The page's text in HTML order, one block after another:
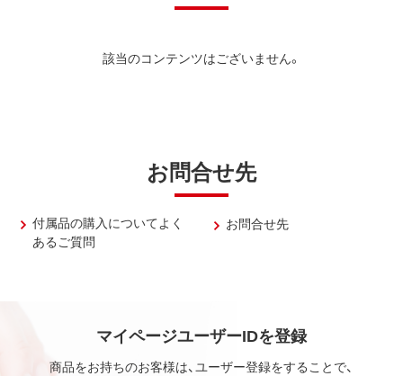
該当のコンテンツはございません。
お問合せ先
付属品の購入についてよく
あるご質問
お問合せ先
マイページユーザーIDを登録
商品をお持ちのお客様は、ユーザー登録をすることで、